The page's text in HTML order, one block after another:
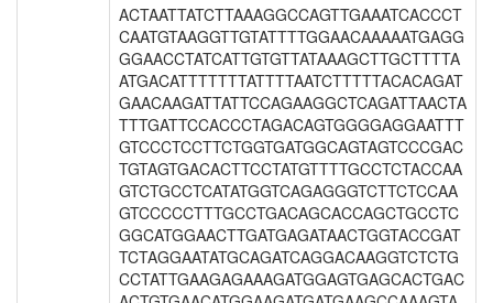
ACTAATTATCTTAAAGGCCAGTTGAAATCACCCT
CAATGTAAGGTTGTATTTTGGAACAAAAATGAGG
GGAACCTATCATTGTGTTATAAAGCTTGCTTTTA
ATGACATTTTTTTATTTTAATCTTTTTACACAGAT
GAACAAGATTATTCCAGAAGGCTCAGATTAACTA
TTTGATTCCACCCTAGACAGTGGGGAGGAATTT
GTCCCTCCTTCTGGTGATGGCAGTAGTCCCGAC
TGTAGTGACACTTCCTATGTTTTGCCTCTACCAA
GTCTGCCTCATATGGTCAGAGGGTCTTCTCCAA
GTCCCCCTTTGCCTGACAGCACCAGCTGCCTC
GGCATGGAACTTGATGAGATAACTGGTACCGAT
TCTAGGAATATGCAGATCAGGACAAGGTCTCTG
CCTATTGAAGAGAAAGATGGAGTGAGCACTGAC